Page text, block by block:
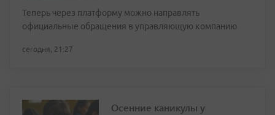
Теперь через платформу можно направлять
официальные обращения в управляющую компанию
сегодня, 21:27
Осенние каникулы у